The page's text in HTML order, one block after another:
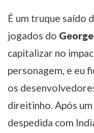
É um truque saído
jogados do
capitalizar no
personagem, e eu
os
direitinho. Após
despedida com